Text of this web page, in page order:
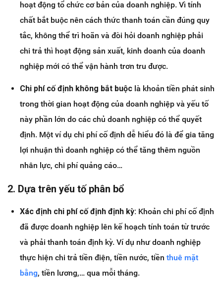
hoạt động tổ chức cơ bản của doanh nghiệp. Vì tính
chất bắt buộc nên cách thức thanh toán cần đúng quy
tắc, không thể trì hoãn và đòi hỏi doanh nghiệp phải
chi trả thì hoạt động sản xuất, kinh doanh của doanh
nghiệp mới có thể vận hành trơn tru được.
Chi phí cố định không bắt buộc là khoản tiền phát sinh
trong thời gian hoạt động của doanh nghiệp và yếu tố
này phần lớn do các chủ doanh nghiệp có thể quyết
định. Một ví dụ chi phí cố định dễ hiểu đó là để gia tăng
lợi nhuận thì doanh nghiệp có thể tăng thêm nguồn
nhân lực, chi phí quảng cáo…
2. Dựa trên yếu tố phân bổ
Xác định chi phí cố định định kỳ: Khoản chi phí cố định
đã được doanh nghiệp lên kế hoạch tính toán từ trước
và phải thanh toán định kỳ. Ví dụ như doanh nghiệp
thực hiện chi trả tiền điện, tiền nước, tiền thuê mặt
bằng, tiền lương,… qua mỗi tháng.